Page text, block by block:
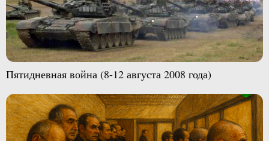
Пятидневная война (8-12 августа 2008 года)